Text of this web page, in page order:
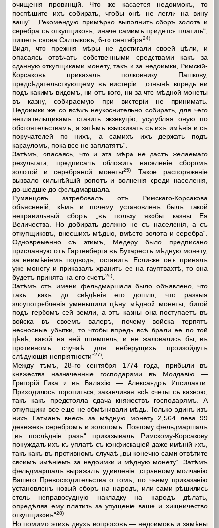
очищенія провинцій. Что же касается недоимокъ, то
поспѣшите ихъ собирать, чтобы онѣ не легли на вину
вашу“. „Рекомендую примѣрно выполнить сборъ золота и
серебра съ откупщиковъ, иначе самимъ придется платить“,
пишетъ снова Салтыковъ, 6-го сентября24)
Видя, что прежнія мѣры не достигали своей цѣли, и
опасаясь отвѣчать собственными средствами какъ за
сданную откупщиками монету, такъ и за недоимки, Римскій-
Корсаковъ приказалъ полковнику Пашкову,
предсѣдательствующему въ вистеріи: „отнынѣ впредь ни
подъ какимъ видомъ, ни отъ кого, ни за что мѣдной монеты
въ казну, собираемую при вистеріи не принимать.
Недоимки же со всѣхъ неукоснительно собирать, для чего
неплательщикамъ ставить экзекуцію, усугубляя оную по
обстоятельствамъ, а затѣмъ взыскивать съ ихъ имѣнія и съ
поручателей по нихъ, а самихъ ихъ держать подъ
карауломъ, пока все не заплатятъ“.
Затѣмъ, опасаясь, что и эта мѣра не дастъ желаемаго
результата, предписалъ обложить населеніе сборомъ
золотой и серебряной монеты25). Такое распоряженіе
вызвало сильнѣйшій ропотъ и волненія среди населенія,
до-шедшіе до фельдмаршала.
Румянцовъ затребовалъ отъ Римскаго-Корсакова
объясненій, кѣмъ и почему установленъ былъ такой
неправильный сборъ „въ пользу якобы казны Ея
Величества. Но добирать должно не съ населенія, а съ
откупщиковъ, внесшихъ мѣдью, вмѣсто золота и серебра“.
Одновременно съ этимъ, Медеру было предписано
присланную отъ Гартенберга въ Бухарестъ мѣдную монету,
за неимѣніемъ подводъ, оставить. Если-же онъ принялъ
уже монету и приказалъ хранить ее на гауптвахтѣ, то она
будетъ принята на его счетъ26)
Затѣмъ отъ имени фельдмаршала было объявлено, что
такъ „какъ до свѣдѣнія его дошло, что разныя
злоупотребленія уменьшили цѣну мѣдной монеты, битой
подъ гербомъ сей земли, а отъ казны она поступаетъ въ
войска въ своемъ валерѣ, почему войска терпятъ
несносные убытки, то чтобы впредь всѣ брали ее по той
цѣнѣ, какой на ней штемпель, и не жаловались бы; въ
противномъ случаѣ для неберущихъ произойдутъ
слѣдующія непріятности“27)
Между тѣмъ, 28-го сентября 1774 года, прибыли въ
княжества назначенные господарями въ Молдавію —
Григорій Гика и въ Валахію — Александръ Ипсиланти.
Приходилось торопиться, заканчивая всѣ счеты съ казною,
такъ какъ предстояла сдача княжествъ господарямъ. А
откупщики все еще не обмѣнивали мѣдь. Только одинъ изъ
нихъ Гатманъ внесъ за мѣдную монету 2,564 лева 99
денежекъ серебромъ и золотомъ. Поэтому фельдмаршалъ
„въ послѣднін разъ“ приказывалъ Римскому-Корсакову
понуждать ихъ къ уплатѣ съ конфискаціей даже имѣній ихъ,
такъ какъ въ противномъ случаѣ „вы конечно сами отвѣтите
своимъ имѣніемъ за недоимки и мѣдную монету“. Затѣмъ
фельдмаршалъ выражалъ удивленіе „странному молчанію
Вашего Превосходительства о томъ, по чьему приказанію
установленъ новый сборъ на народъ, или сами рѣшились
столь неправосудную накладку на народъ дѣлать,
опредѣляя ему платить за упущеніе ваше и хищничество
откупщиковъ“28)
Но помимо этихъ двухъ вопросовъ — недоимокъ и замѣны